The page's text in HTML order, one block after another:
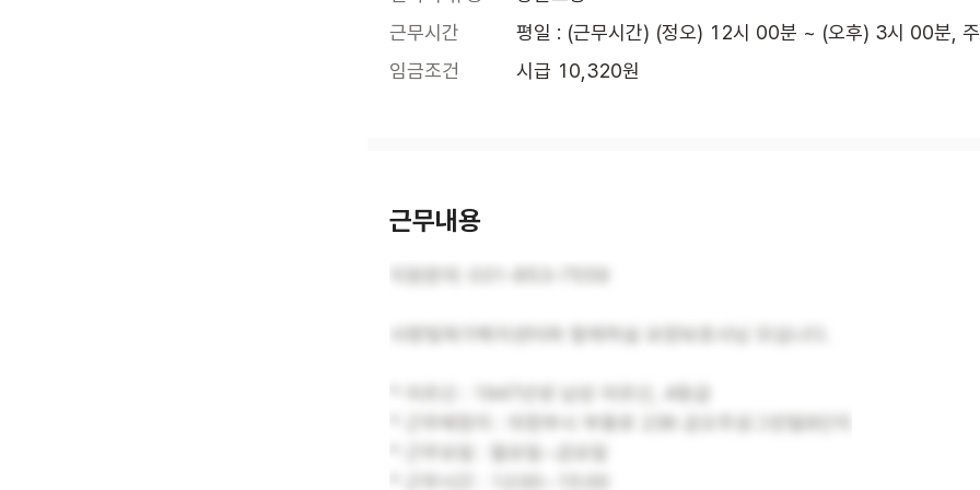
근무시간
평일 : (근무시간) (정오) 12시 00분 ~ (오후) 3시 00분,
임금조건
시급 10,320원
근무내용
사랑빛재가복지센터와 함께하실 요양보호사님 모십니다.